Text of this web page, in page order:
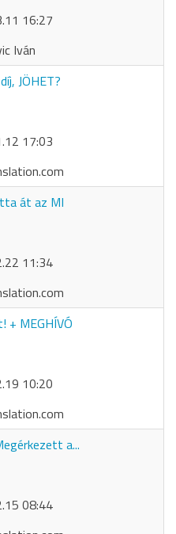
16:27
Iván
JÖHET?
17:03
át az MI
11:34
+ MEGHÍVÓ
10:20
a...
08:44